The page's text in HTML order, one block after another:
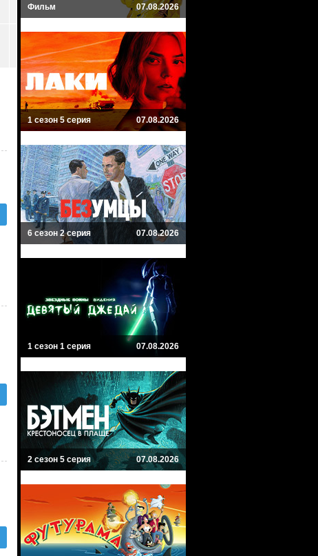
Фильм 07.08.2026
1 сезон 5 серия 07.08.2026
6 сезон 2 серия 07.08.2026
1 сезон 1 серия 07.08.2026
2 сезон 5 серия 07.08.2026